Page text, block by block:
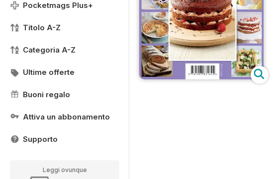
Pocketmags Plus+
Titolo A-Z
Categoria A-Z
Ultime offerte
Buoni regalo
Attiva un abbonamento
Supporto
Leggi ovunque